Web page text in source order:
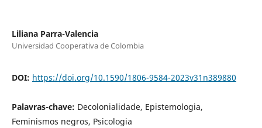
Liliana Parra-Valencia
Universidad Cooperativa de Colombia
DOI: https://doi.org/10.1590/1806-9584-2023v31n389880
Palavras-chave: Decolonialidade, Epistemologia,
Feminismos negros, Psicologia